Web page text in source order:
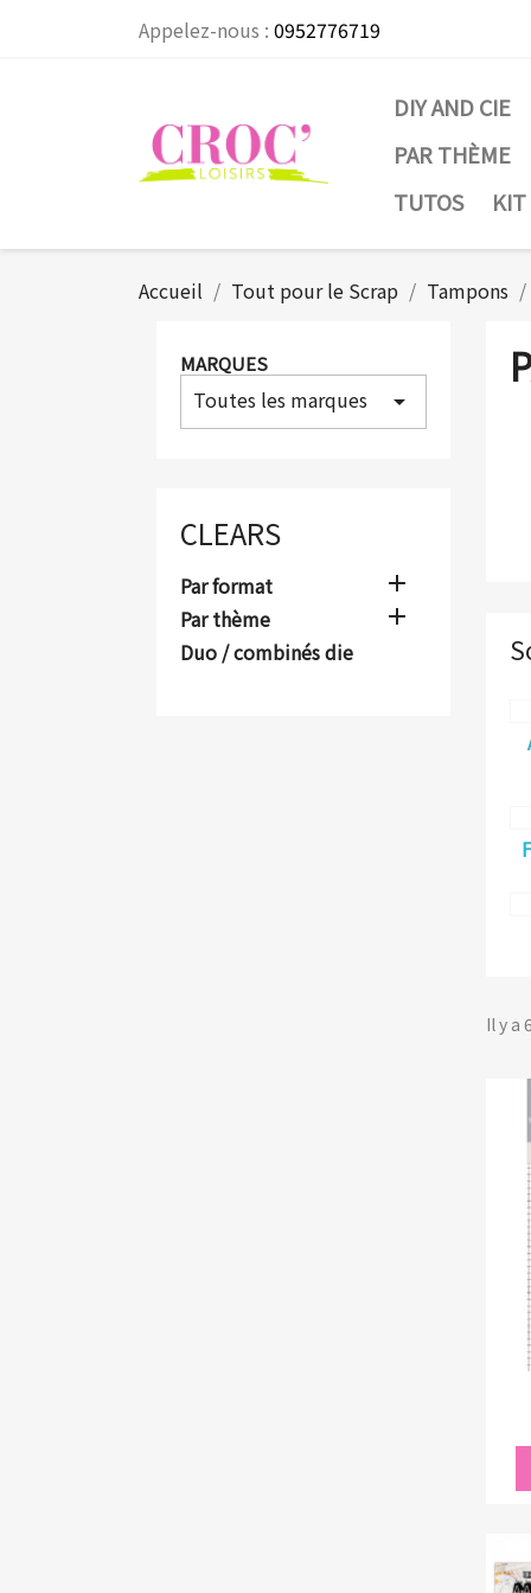
Appelez-nous : 0952776719
DIY AND CIE
PAR THÈME
TUTOS
KIT
Accueil Tout pour le Scrap Tampons
MARQUES
Toutes les marques arrow_drop_down
CLEARS
Par format

Par thème

Duo / combinés die
Il y a